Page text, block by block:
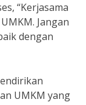
“Kerjasama
Jangan
dengan
UMKM yang